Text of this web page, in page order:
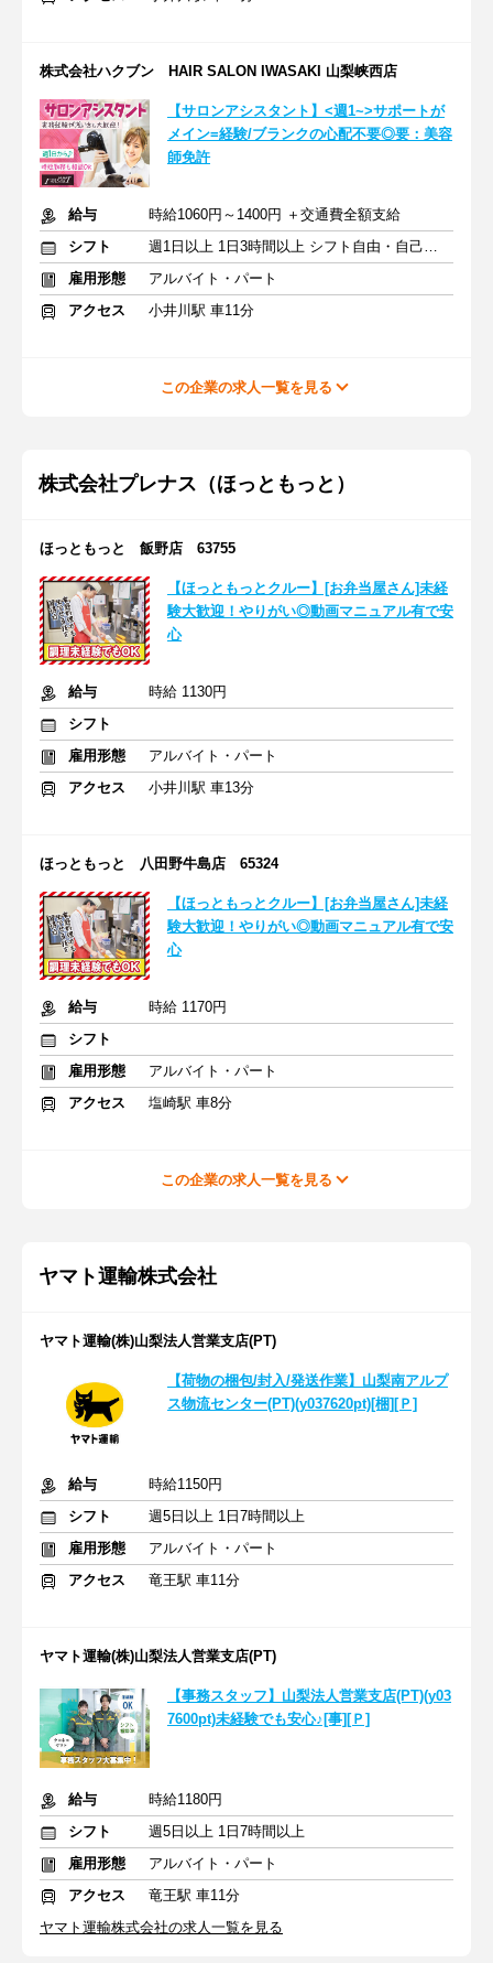
株式会社ハクブン HAIR SALON IWASAKI 山梨峡西店
【サロンアシスタント】<週1~>サポートが
メイン=経験/ブランクの心配不要◎要：美容
師免許
給与
時給1060円～1400円 ＋交通費全額支給
シフト
週1日以上 1日3時間以上 シフト自由・自己申告
雇用形態
アルバイト・パート
アクセス
小井川駅 車11分
この企業の求人一覧を見る
株式会社プレナス（ほっともっと）
ほっともっと 飯野店 63755
【ほっともっとクルー】[お弁当屋さん]未経
験大歓迎！やりがい◎動画マニュアル有で安
心
給与
時給 1130円
シフト
雇用形態
アルバイト・パート
アクセス
小井川駅 車13分
ほっともっと 八田野牛島店 65324
【ほっともっとクルー】[お弁当屋さん]未経
験大歓迎！やりがい◎動画マニュアル有で安
心
給与
時給 1170円
シフト
雇用形態
アルバイト・パート
アクセス
塩崎駅 車8分
この企業の求人一覧を見る
ヤマト運輸株式会社
ヤマト運輸(株)山梨法人営業支店(PT)
【荷物の梱包/封入/発送作業】山梨南アルプ
ス物流センター(PT)(y037620pt)[梱][Ｐ]
給与
時給1150円
シフト
週5日以上 1日7時間以上
雇用形態
アルバイト・パート
アクセス
竜王駅 車11分
ヤマト運輸(株)山梨法人営業支店(PT)
【事務スタッフ】山梨法人営業支店(PT)(y03
7600pt)未経験でも安心♪[事][Ｐ]
給与
時給1180円
シフト
週5日以上 1日7時間以上
雇用形態
アルバイト・パート
アクセス
竜王駅 車11分
ヤマト運輸株式会社の求人一覧を見る